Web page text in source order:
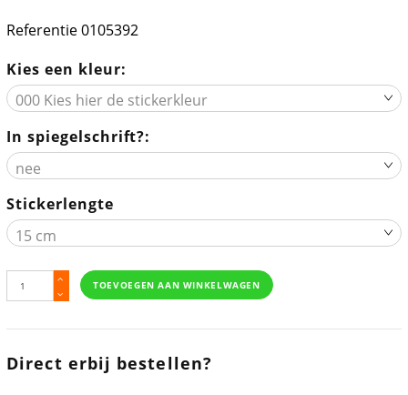
Referentie0105392
Kies een kleur:
In spiegelschrift?:
Stickerlengte
TOEVOEGEN AAN WINKELWAGEN
Direct erbij bestellen?